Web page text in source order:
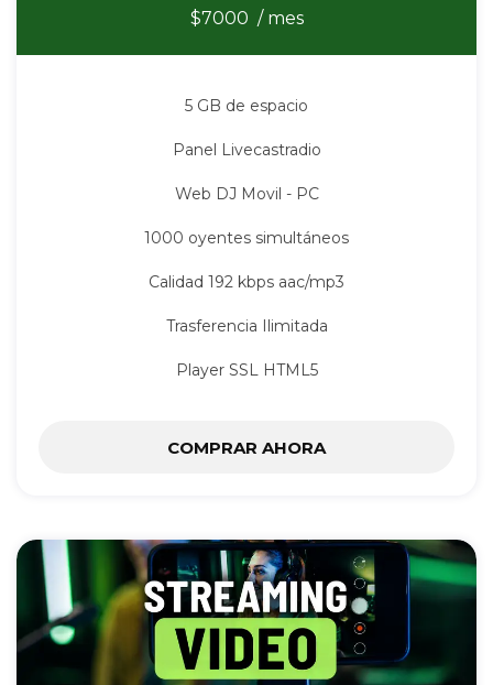
$7000 / mes
5 GB de espacio
Panel Livecastradio
Web DJ Movil - PC
1000 oyentes simultáneos
Calidad 192 kbps aac/mp3
Trasferencia Ilimitada
Player SSL HTML5
COMPRAR AHORA